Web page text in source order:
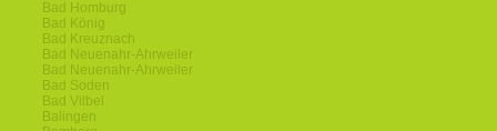
Bad Homburg
Bad König
Bad Kreuznach
Bad Neuenahr-Ahrweiler
Bad Neuenahr-Ahrweiler
Bad Soden
Bad Vilbel
Balingen